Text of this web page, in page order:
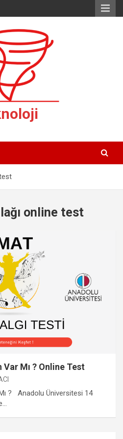
online test
Mı ? Online Test
? Anadolu Üniversitesi 14